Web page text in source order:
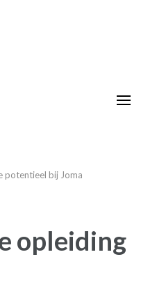
potentieel bij Joma
opleiding